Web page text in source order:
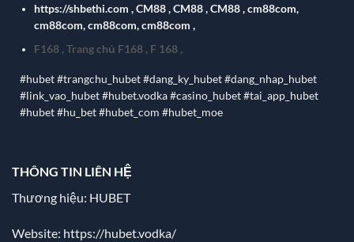
https://shbethi.com ,CM88,CM88,CM88,cm88com,
cm88com,cm88com,cm88com ,
F168, Trang chủ F168, F 168,
#hubet #trangchu_hubet #dang_ky_hubet #dang_nhap_hubet
#link_vao_hubet #hubet.vodka #casino_hubet #tai_app_hubet
#hubet #hu_bet #hubet_com #hubet_moe
THÔNG TIN LIÊN HỆ
Thương hiệu: HUBET
Website: https://hubet.vodka/